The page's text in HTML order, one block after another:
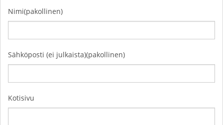
Nimi(pakollinen)
Sähköposti (ei julkaista)(pakollinen)
Kotisivu